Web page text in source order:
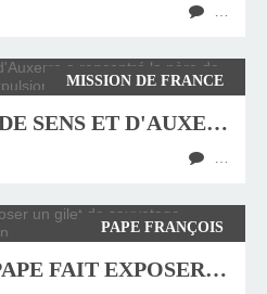
MISSION DE FRANCE
L'ARCHEVÊQUE DE SENS ET D'AUXERRE A RENCONTRÉ LE PÈRE DE FAMILLE ALBANAIS MENACÉ D'EXPULSION
PAPE FRANÇOIS
MIGRANTS : LE PAPE FAIT EXPOSER UN GILET DE SAUVETAGE « CRUCIFIÉ » À L’ENTRÉE DU VATICAN